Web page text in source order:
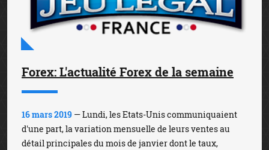
Forex: L'actualité Forex de la semaine
16 mars 2019 — Lundi, les Etats-Unis communiquaient
d'une part, la variation mensuelle de leurs ventes au
détail principales du mois de janvier dont le taux,